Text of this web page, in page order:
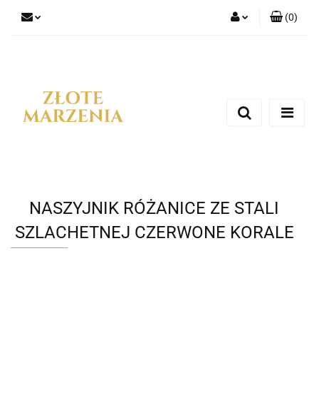
(0)
NASZYJNIK RÓŻANICE ZE STALI
SZLACHETNEJ CZERWONE KORALE